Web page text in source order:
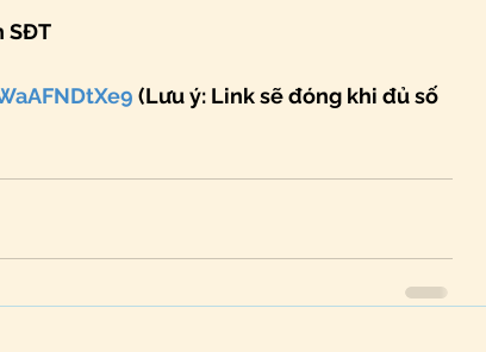
SĐT
(Lưu ý: Link sẽ đóng khi đủ số